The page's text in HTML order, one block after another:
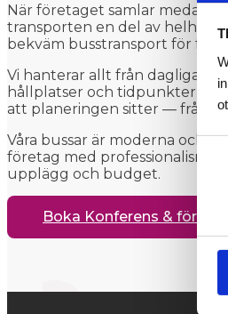
När företaget samlar
transporten en del av
bekväm busstransport för
Vi hanterar allt från dagliga
hållplatser och tidpunkter. Ni
att planeringen sitter — från
Våra bussar är moderna och
företag med professionalism.
upplägg och budget.
Boka Konferens & företag